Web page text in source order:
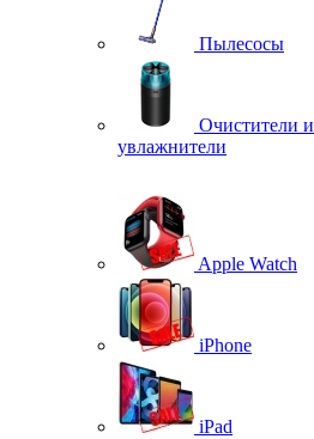
Пылесосы
Очистители и
увлажнители
Apple Watch
iPhone
iPad